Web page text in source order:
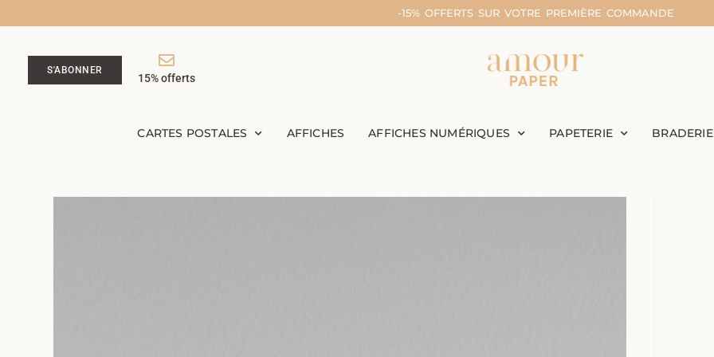
-15% OFFERTS SUR VOTRE PREMIÈRE COMMANDE
S'ABONNER
15% offerts
CARTES POSTALES AFFICHES AFFICHES NUMÉRIQUES PAPETERIE BRADERIE